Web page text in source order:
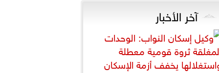
آخر الأخبار